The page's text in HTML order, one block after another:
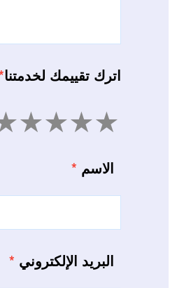
اترك تقييمك لخدمتنا
4 3 2 1
الاسم *
البريد الإلكتروني *